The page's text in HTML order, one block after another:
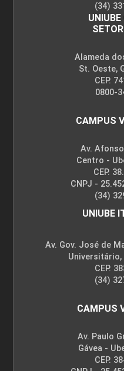
(34)
Alameda
St. Oeste,
CEP.
0800-
CAMPUS
Av.
Centro -
CEP.
CNPJ -
(34)
UNIUBE
Av. Gov. José de
Universitário,
CEP.
(34)
CAMPUS
Av. Paulo
Gávea -
CEP.